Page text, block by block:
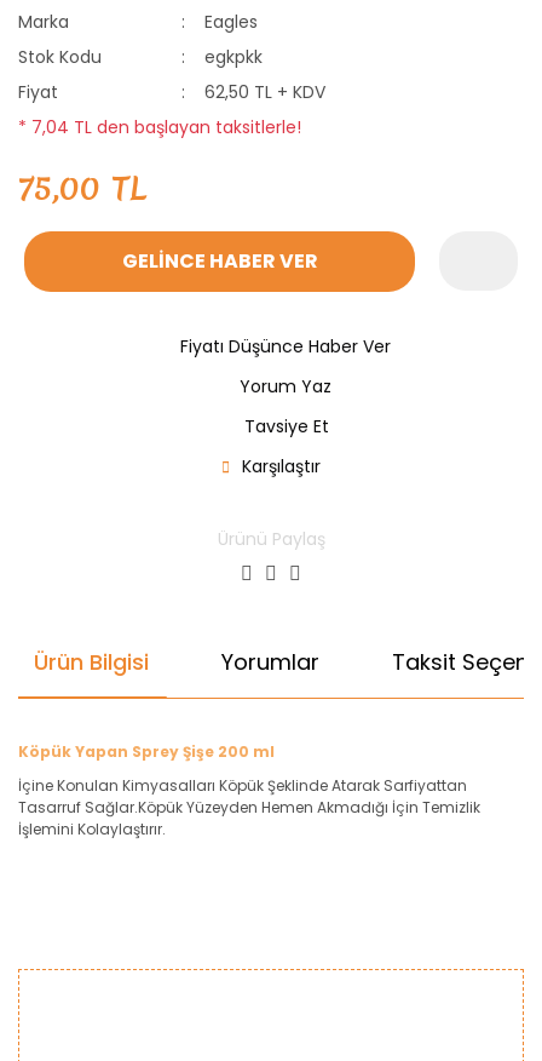
Marka
Eagles
Stok Kodu
egkpkk
Fiyat
62,50 TL + KDV
* 7,04 TL den başlayan taksitlerle!
75,00 TL
GELİNCE HABER VER
Fiyatı Düşünce Haber Ver
Yorum Yaz
Tavsiye Et
Karşılaştır
Ürünü Paylaş
Ürün Bilgisi Yorumlar Taksit
Köpük Yapan Sprey Şişe 200 ml
İçine Konulan Kimyasalları Köpük Şeklinde Atarak Sarfiyattan
Tasarruf Sağlar.Köpük Yüzeyden Hemen Akmadığı İçin Temizlik
İşlemini Kolaylaştırır.
Bu ürüne ilk yorumu siz yapın!